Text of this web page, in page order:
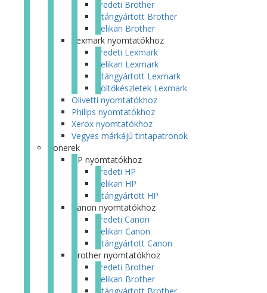
Eredeti Brother
Utángyártott Brother
Pelikan Brother
Lexmark nyomtatókhoz
Eredeti Lexmark
Pelikan Lexmark
Utángyártott Lexmark
Töltőkészletek Lexmark
Olivetti nyomtatókhoz
Philips nyomtatókhoz
Xerox nyomtatókhoz
Vegyes márkájú tintapatronok
Tonerek
HP nyomtatókhoz
Eredeti HP
Pelikan HP
Utángyártott HP
Canon nyomtatókhoz
Eredeti Canon
Pelikan Canon
Utángyártott Canon
Brother nyomtatókhoz
Eredeti Brother
Pelikan Brother